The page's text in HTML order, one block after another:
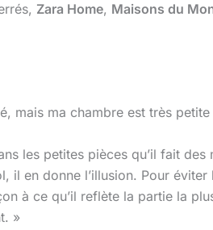
Zara Home, Maisons du
mais ma chambre est très
les petites pièces qu’il fait
il en donne l’illusion. Pour
à ce qu’il reflète la partie la
»